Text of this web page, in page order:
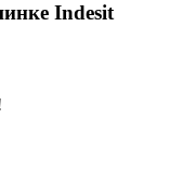
Indesit